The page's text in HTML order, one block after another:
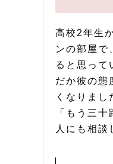
高校2年生
ンの部屋で
ると思って
だか彼の態
くなりま
「もう三
人にも相談